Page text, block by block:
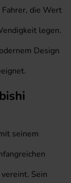
die Wert
legen.
Design
seinem
Sein